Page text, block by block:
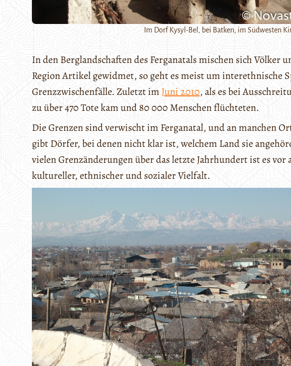
Im Dorf Kysyl-Bel, bei Batken, im Südwesten
In den Berglandschaften des Ferganatals mischen sich Völker
Region Artikel gewidmet, so geht es meist um interethnische
Grenzzwischenfälle. Zuletzt im Juni 2010, als es bei
zu über 470 Tote kam und 80 000 Menschen flüchteten.
Die Grenzen sind verwischt im Ferganatal, und an manchen
gibt Dörfer, bei denen nicht klar ist, welchem Land sie
vielen Grenzänderungen über das letzte Jahrhundert ist es vor
kultureller, ethnischer und sozialer Vielfalt.